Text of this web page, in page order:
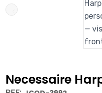
Necessaire